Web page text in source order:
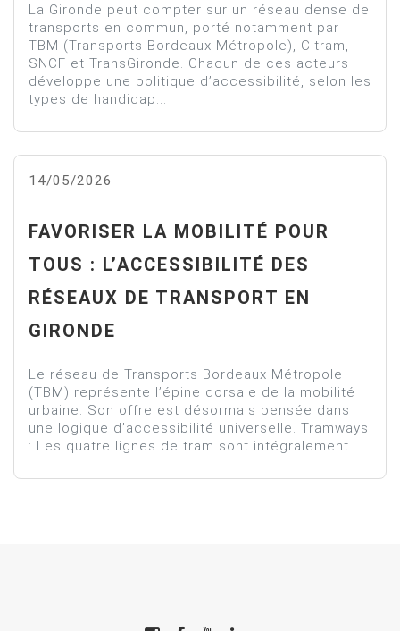
La Gironde peut compter sur un réseau dense de
transports en commun, porté notamment par
TBM (Transports Bordeaux Métropole), Citram,
SNCF et TransGironde. Chacun de ces acteurs
développe une politique d’accessibilité, selon les
types de handicap...
14/05/2026
FAVORISER LA MOBILITÉ POUR
TOUS : L’ACCESSIBILITÉ DES
RÉSEAUX DE TRANSPORT EN
GIRONDE
Le réseau de Transports Bordeaux Métropole
(TBM) représente l’épine dorsale de la mobilité
urbaine. Son offre est désormais pensée dans
une logique d’accessibilité universelle. Tramways
: Les quatre lignes de tram sont intégralement...